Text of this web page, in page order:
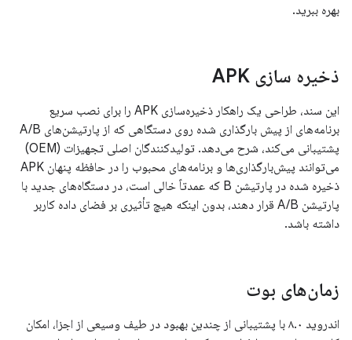
بهره ببرید.
ذخیره سازی APK
این سند، طراحی یک راهکار ذخیره‌سازی APK را برای نصب سریع
برنامه‌های از پیش بارگذاری شده روی دستگاهی که از پارتیشن‌های A/B
پشتیبانی می‌کند، شرح می‌دهد. تولیدکنندگان اصلی تجهیزات (OEM)
می‌توانند پیش‌بارگذاری‌ها و برنامه‌های محبوب را در حافظه پنهان APK
ذخیره شده در پارتیشن B که عمدتاً خالی است، در دستگاه‌های جدید با
پارتیشن A/B قرار دهند، بدون اینکه هیچ تأثیری بر فضای داده کاربر
داشته باشد.
زمان‌های بوت
اندروید ۸.۰ با پشتیبانی از چندین بهبود در طیف وسیعی از اجزا، امکان